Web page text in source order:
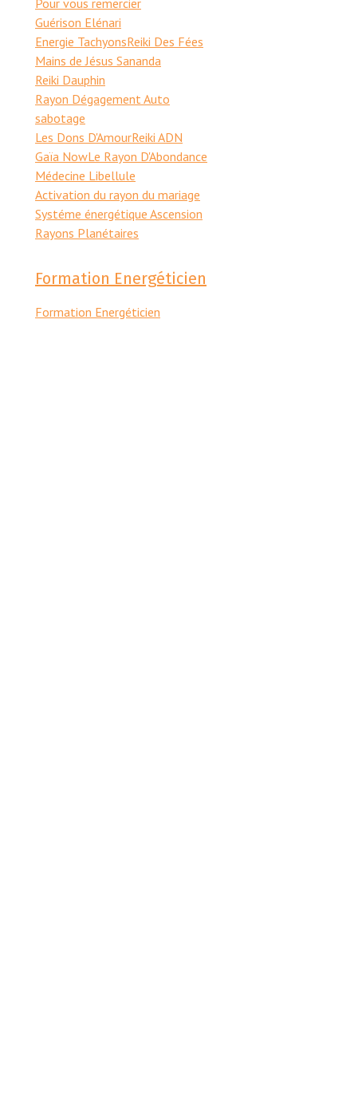
Pour vous remercier
Guérison Elénari
Energie TachyonsReiki Des Fées
Mains de Jésus Sananda
Reiki Dauphin
Rayon Dégagement Auto
sabotage
Les Dons D'AmourReiki ADN
Gaïa NowLe Rayon D'Abondance
Médecine Libellule
Activation du rayon du mariage
Systéme énergétique Ascension
Rayons Planétaires
Formation Energéticien
Formation Energéticien